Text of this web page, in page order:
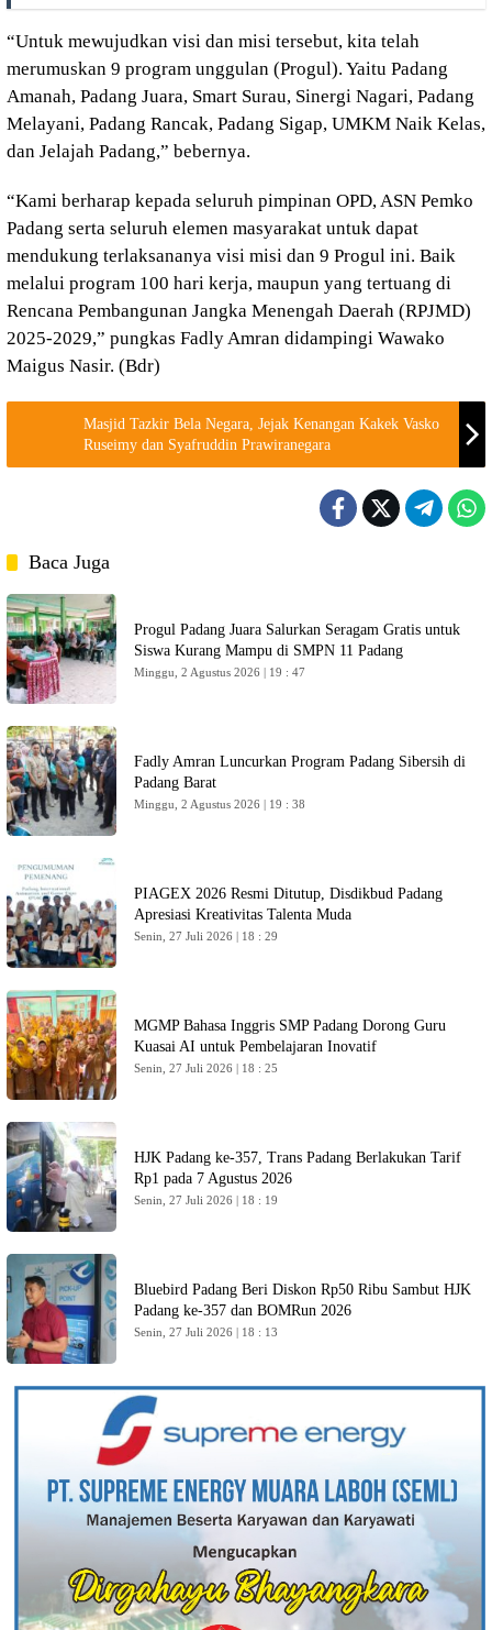
“Untuk mewujudkan visi dan misi tersebut, kita telah
merumuskan 9 program unggulan (Progul). Yaitu Padang
Amanah, Padang Juara, Smart Surau, Sinergi Nagari, Padang
Melayani, Padang Rancak, Padang Sigap, UMKM Naik Kelas,
dan Jelajah Padang,” bebernya.
“Kami berharap kepada seluruh pimpinan OPD, ASN Pemko
Padang serta seluruh elemen masyarakat untuk dapat
mendukung terlaksananya visi misi dan 9 Progul ini. Baik
melalui program 100 hari kerja, maupun yang tertuang di
Rencana Pembangunan Jangka Menengah Daerah (RPJMD)
2025-2029,” pungkas Fadly Amran didampingi Wawako
Maigus Nasir. (Bdr)
Masjid Tazkir Bela Negara, Jejak Kenangan Kakek Vasko
Ruseimy dan Syafruddin Prawiranegara
Baca Juga
Progul Padang Juara Salurkan Seragam Gratis untuk
Siswa Kurang Mampu di SMPN 11 Padang
Minggu, 2 Agustus 2026 | 19 : 47
Fadly Amran Luncurkan Program Padang Sibersih di
Padang Barat
Minggu, 2 Agustus 2026 | 19 : 38
PIAGEX 2026 Resmi Ditutup, Disdikbud Padang
Apresiasi Kreativitas Talenta Muda
Senin, 27 Juli 2026 | 18 : 29
MGMP Bahasa Inggris SMP Padang Dorong Guru
Kuasai AI untuk Pembelajaran Inovatif
Senin, 27 Juli 2026 | 18 : 25
HJK Padang ke-357, Trans Padang Berlakukan Tarif
Rp1 pada 7 Agustus 2026
Senin, 27 Juli 2026 | 18 : 19
Bluebird Padang Beri Diskon Rp50 Ribu Sambut HJK
Padang ke-357 dan BOMRun 2026
Senin, 27 Juli 2026 | 18 : 13